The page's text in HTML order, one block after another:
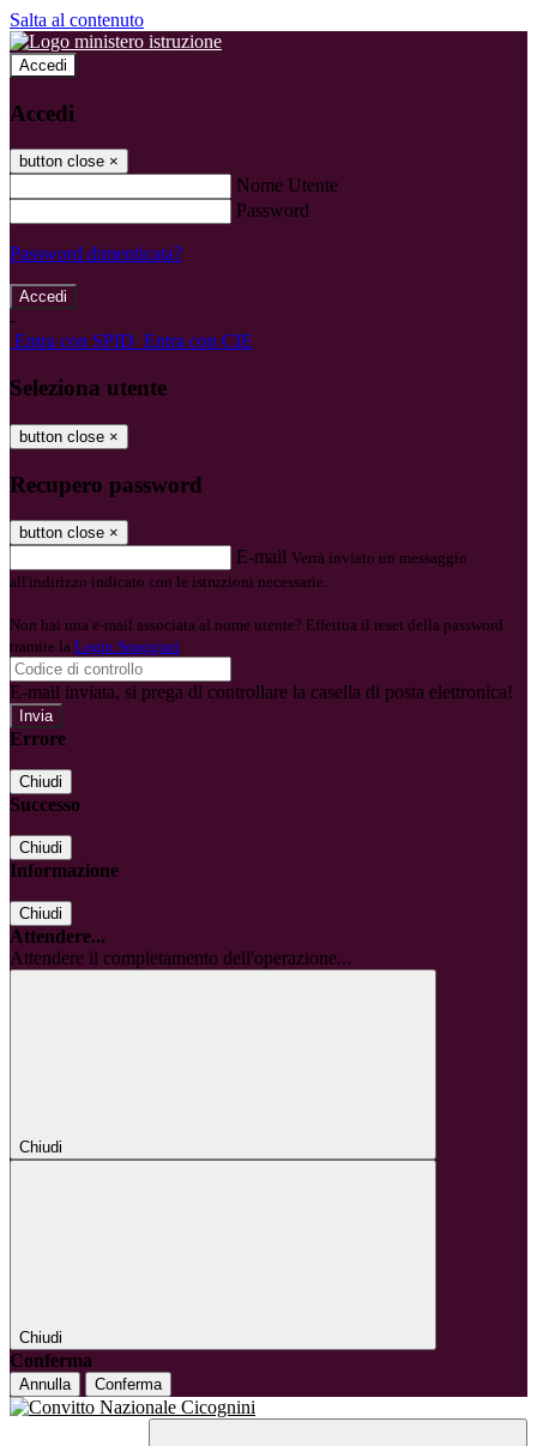
Salta al contenuto
Accedi
Accedi
button close ×
Nome Utente
Password
Password dimenticata?
-
Entra con SPID Entra con CIE
Seleziona utente
button close ×
Recupero password
button close ×
E-mail Verrà inviato un messaggio
all'indirizzo indicato con le istruzioni necessarie.
Non hai una e-mail associata al nome utente? Effettua il reset della password
tramite la Login Spaggiari
E-mail inviata, si prega di controllare la casella di posta elettronica!
Errore
Chiudi
Successo
Chiudi
Informazione
Chiudi
Attendere...
Attendere il completamento dell'operazione...
Chiudi
Chiudi
Conferma
Annulla Conferma